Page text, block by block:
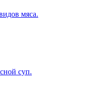
мяса.
суп.